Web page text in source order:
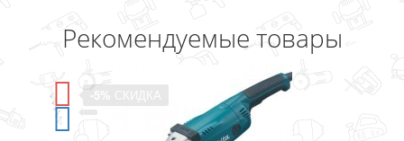
Рекомендуемые товары
СКИДКА